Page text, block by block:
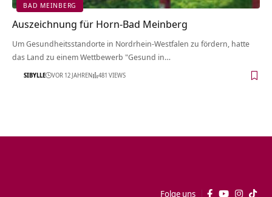
BAD MEINBERG
Auszeichnung für Horn-Bad Meinberg
Um Gesundheitsstandorte in Nordrhein-Westfalen zu fördern, hatte
das Land zu einem Wettbewerb "Gesund in…
SIBYLLE VOR 12 JAHREN 481 VIEWS
Folge uns